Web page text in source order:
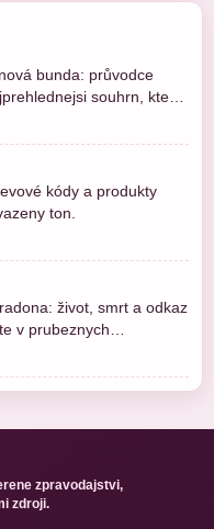
bunda: průvodce
souhrn, ktery
kódy a produkty
ton.
život, smrt a odkaz
v prubeznych
zpravodajstvi,
zdroji.